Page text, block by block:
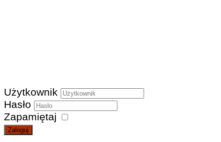
Użytkownik
Hasło
Zapamiętaj
Zaloguj